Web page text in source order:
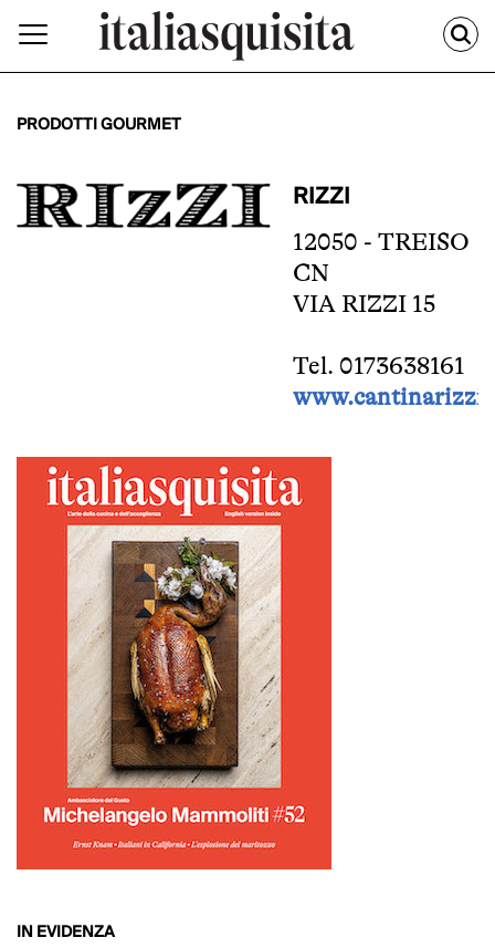
PRODOTTI GOURMET
RIZZI
12050 - TREISO
CN
VIA RIZZI 15
Tel. 0173638161
IN EVIDENZA